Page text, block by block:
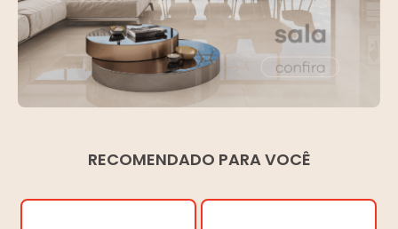
RECOMENDADO PARA VOCÊ